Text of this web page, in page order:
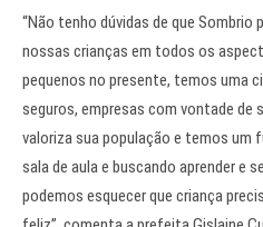
“Não tenho dúvidas de que
nossas crianças em todos os
pequenos no presente, temos uma
seguros, empresas com vontade de
valoriza sua população e temos
sala de aula e buscando aprender e
podemos esquecer que criança